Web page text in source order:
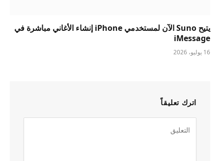
يتيح Suno الآن لمستخدمي iPhone إنشاء الأغاني مباشرة في
iMessage
16 يوليو، 2026
اترك تعليقاً